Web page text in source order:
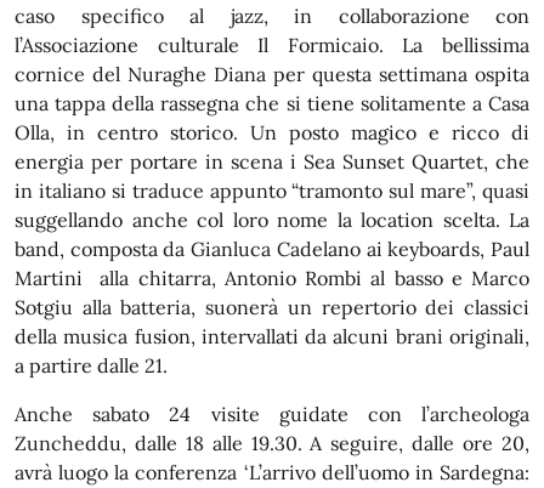
caso specifico al jazz, in collaborazione con
l’Associazione culturale Il Formicaio. La bellissima
cornice del Nuraghe Diana per questa settimana ospita
una tappa della rassegna che si tiene solitamente a Casa
Olla, in centro storico. Un posto magico e ricco di
energia per portare in scena i Sea Sunset Quartet, che
in italiano si traduce appunto “tramonto sul mare”, quasi
suggellando anche col loro nome la location scelta. La
band, composta da Gianluca Cadelano ai keyboards, Paul
Martini alla chitarra, Antonio Rombi al basso e Marco
Sotgiu alla batteria, suonerà un repertorio dei classici
della musica fusion, intervallati da alcuni brani originali,
a partire dalle 21.
Anche sabato 24 visite guidate con l’archeologa
Zuncheddu, dalle 18 alle 19.30. A seguire, dalle ore 20,
avrà luogo la conferenza ‘L’arrivo dell’uomo in Sardegna: